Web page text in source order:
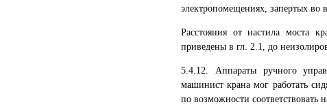
электропомещениях, запертых во
Расстояния от настила моста
приведены в гл. 2.1, до
5.4.12. Аппараты ручного
машинист крана мог работать
по возможности